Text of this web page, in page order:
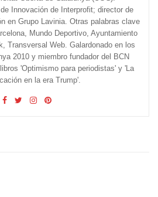
Innovación de Interprofit; director de
en Grupo Lavinia. Otras palabras clave
Mundo Deportivo, Ayuntamiento
Transversal Web. Galardonado en los
2010 y miembro fundador del BCN
'Optimismo para periodistas' y 'La
en la era Trump'.